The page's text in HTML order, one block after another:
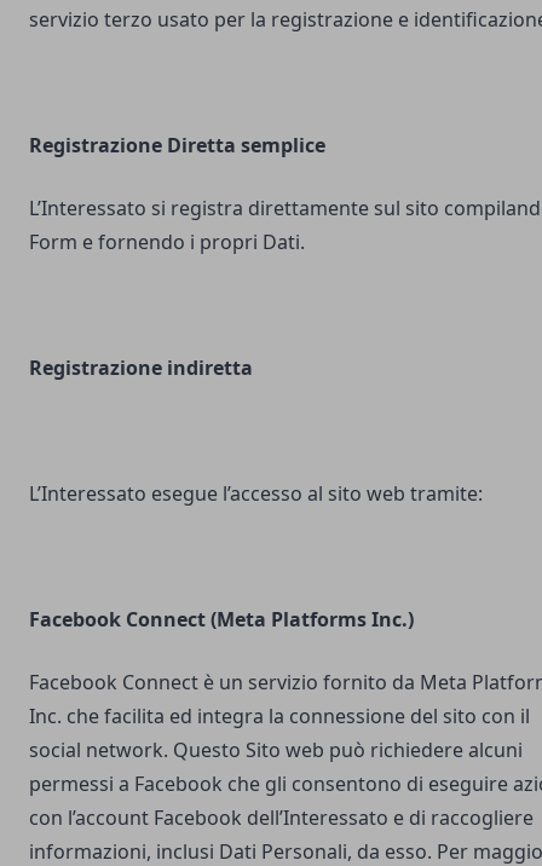
servizio terzo usato per la registrazione e
Registrazione Diretta semplice
L’Interessato si registra direttamente sul sito
Form e fornendo i propri Dati.
Registrazione indiretta
L’Interessato esegue l’accesso al sito web tramite:
Facebook Connect (Meta Platforms Inc.)
Facebook Connect è un servizio fornito da Meta
Inc. che facilita ed integra la connessione del sito con il
social network. Questo Sito web può richiedere alcuni
permessi a Facebook che gli consentono di eseguire
con l’account Facebook dell’Interessato e di raccogliere
informazioni, inclusi Dati Personali, da esso. Per